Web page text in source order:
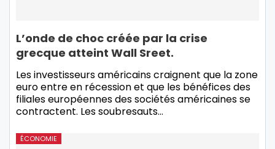
L’onde de choc créée par la crise
grecque atteint Wall Sreet.
Les investisseurs américains craignent que la zone
euro entre en récession et que les bénéfices des
filiales européennes des sociétés américaines se
contractent. Les soubresauts…
ÉCONOMIE